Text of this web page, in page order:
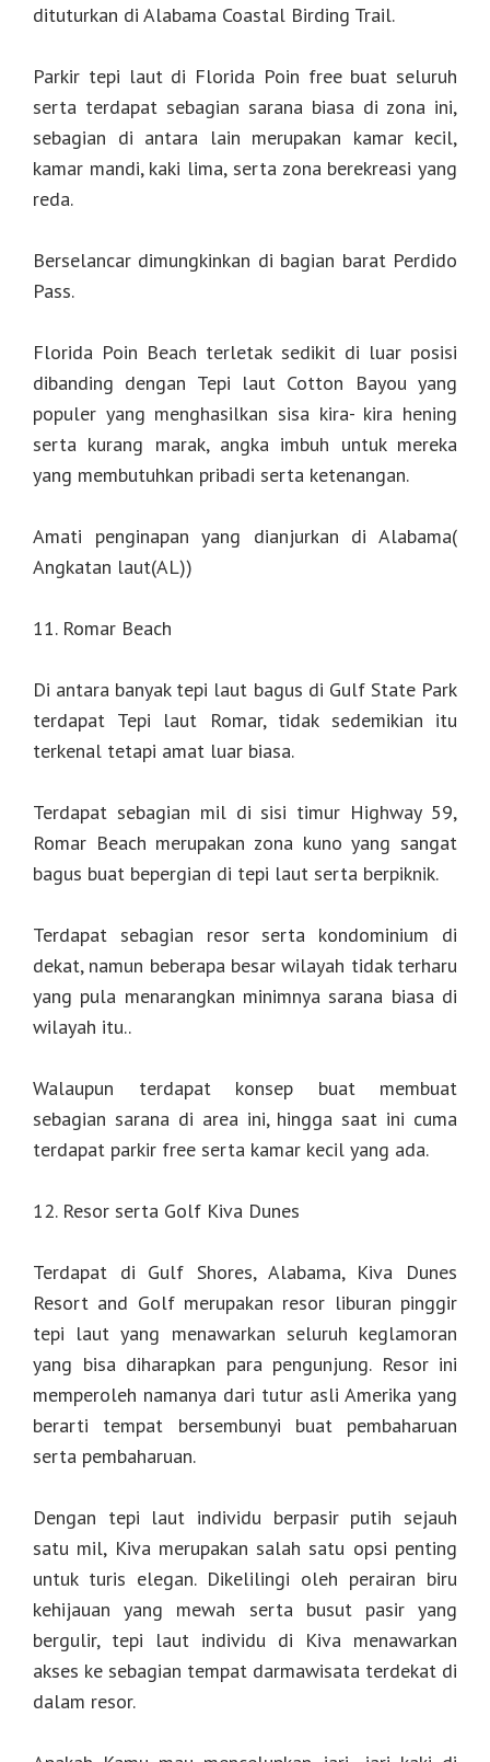
dituturkan di Alabama Coastal Birding Trail.
Parkir tepi laut di Florida Poin free buat seluruh
serta terdapat sebagian sarana biasa di zona ini,
sebagian di antara lain merupakan kamar kecil,
kamar mandi, kaki lima, serta zona berekreasi yang
reda.
Berselancar dimungkinkan di bagian barat Perdido
Pass.
Florida Poin Beach terletak sedikit di luar posisi
dibanding dengan Tepi laut Cotton Bayou yang
populer yang menghasilkan sisa kira- kira hening
serta kurang marak, angka imbuh untuk mereka
yang membutuhkan pribadi serta ketenangan.
Amati penginapan yang dianjurkan di Alabama(
Angkatan laut(AL))
11. Romar Beach
Di antara banyak tepi laut bagus di Gulf State Park
terdapat Tepi laut Romar, tidak sedemikian itu
terkenal tetapi amat luar biasa.
Terdapat sebagian mil di sisi timur Highway 59,
Romar Beach merupakan zona kuno yang sangat
bagus buat bepergian di tepi laut serta berpiknik.
Terdapat sebagian resor serta kondominium di
dekat, namun beberapa besar wilayah tidak terharu
yang pula menarangkan minimnya sarana biasa di
wilayah itu..
Walaupun terdapat konsep buat membuat
sebagian sarana di area ini, hingga saat ini cuma
terdapat parkir free serta kamar kecil yang ada.
12. Resor serta Golf Kiva Dunes
Terdapat di Gulf Shores, Alabama, Kiva Dunes
Resort and Golf merupakan resor liburan pinggir
tepi laut yang menawarkan seluruh keglamoran
yang bisa diharapkan para pengunjung. Resor ini
memperoleh namanya dari tutur asli Amerika yang
berarti tempat bersembunyi buat pembaharuan
serta pembaharuan.
Dengan tepi laut individu berpasir putih sejauh
satu mil, Kiva merupakan salah satu opsi penting
untuk turis elegan. Dikelilingi oleh perairan biru
kehijauan yang mewah serta busut pasir yang
bergulir, tepi laut individu di Kiva menawarkan
akses ke sebagian tempat darmawisata terdekat di
dalam resor.